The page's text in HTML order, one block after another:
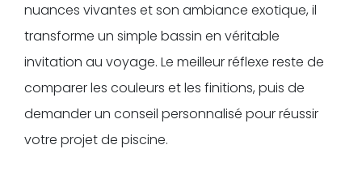
nuances vivantes et son ambiance exotique, il
transforme un simple bassin en véritable
invitation au voyage. Le meilleur réflexe reste de
comparer les couleurs et les finitions, puis de
demander un conseil personnalisé pour réussir
votre projet de piscine.